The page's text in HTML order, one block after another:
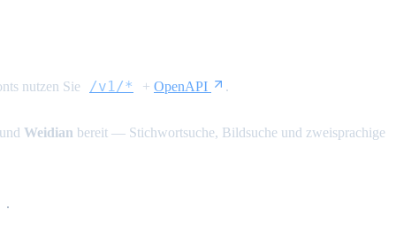
nutzen Sie /v1/* + OpenAPI .
Weidian bereit — Stichwortsuche, Bildsuche und zweisprachige
.